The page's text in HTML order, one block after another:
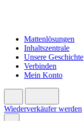
Mattenlösungen
Inhaltszentrale
Unsere Geschichte
Verbinden
Mein Konto
Wiederverkäufer werden